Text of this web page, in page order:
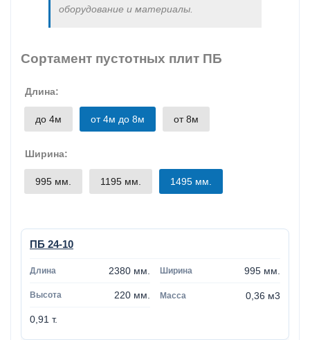
оборудование и материалы.
Сортамент пустотных плит ПБ
Длина:
до 4м от 4м до 8м от 8м
Ширина:
995 мм. 1195 мм. 1495 мм.
ПБ 24-10
2380 мм. 995 мм.
220 мм. 0,36 м3
0,91 т.